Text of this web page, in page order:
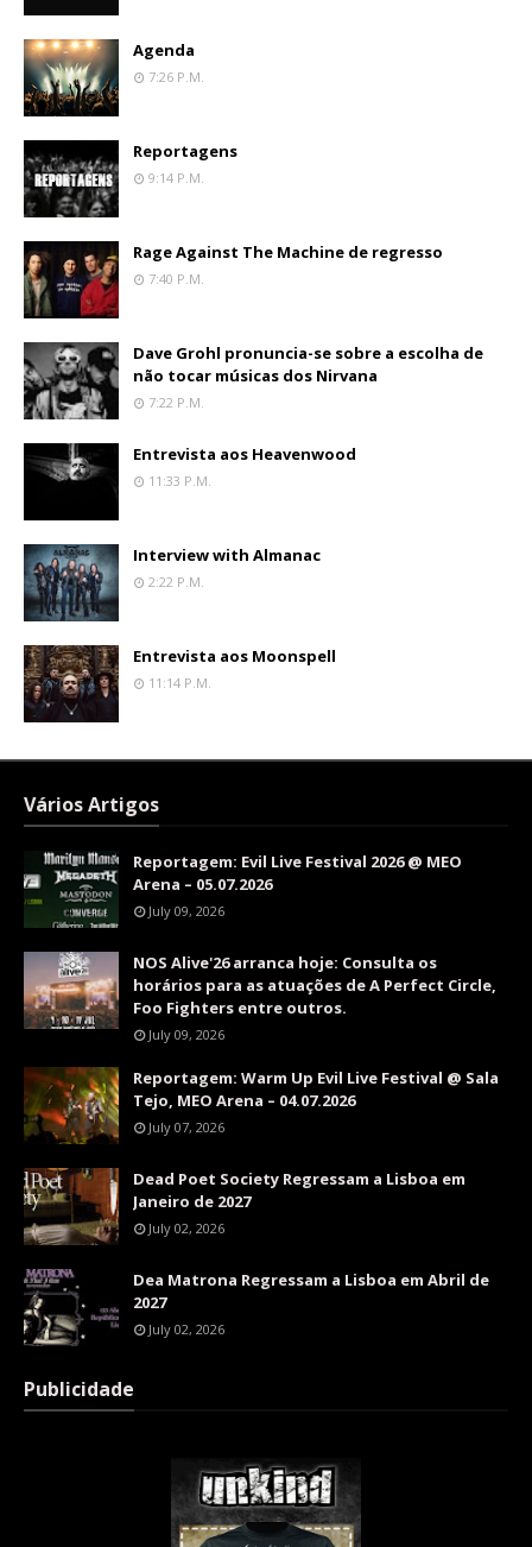
Agenda
7:26 P.m.
Reportagens
9:14 P.m.
Rage Against The Machine de regresso
7:40 P.m.
Dave Grohl pronuncia-se sobre a escolha de
não tocar músicas dos Nirvana
7:22 P.m.
Entrevista aos Heavenwood
11:33 P.m.
Interview with Almanac
2:22 P.m.
Entrevista aos Moonspell
11:14 P.m.
Vários Artigos
Reportagem: Evil Live Festival 2026 @ MEO
Arena – 05.07.2026
July 09, 2026
NOS Alive'26 arranca hoje: Consulta os
horários para as atuações de A Perfect Circle,
Foo Fighters entre outros.
July 09, 2026
Reportagem: Warm Up Evil Live Festival @ Sala
Tejo, MEO Arena – 04.07.2026
July 07, 2026
Dead Poet Society Regressam a Lisboa em
Janeiro de 2027
July 02, 2026
Dea Matrona Regressam a Lisboa em Abril de
2027
July 02, 2026
Publicidade